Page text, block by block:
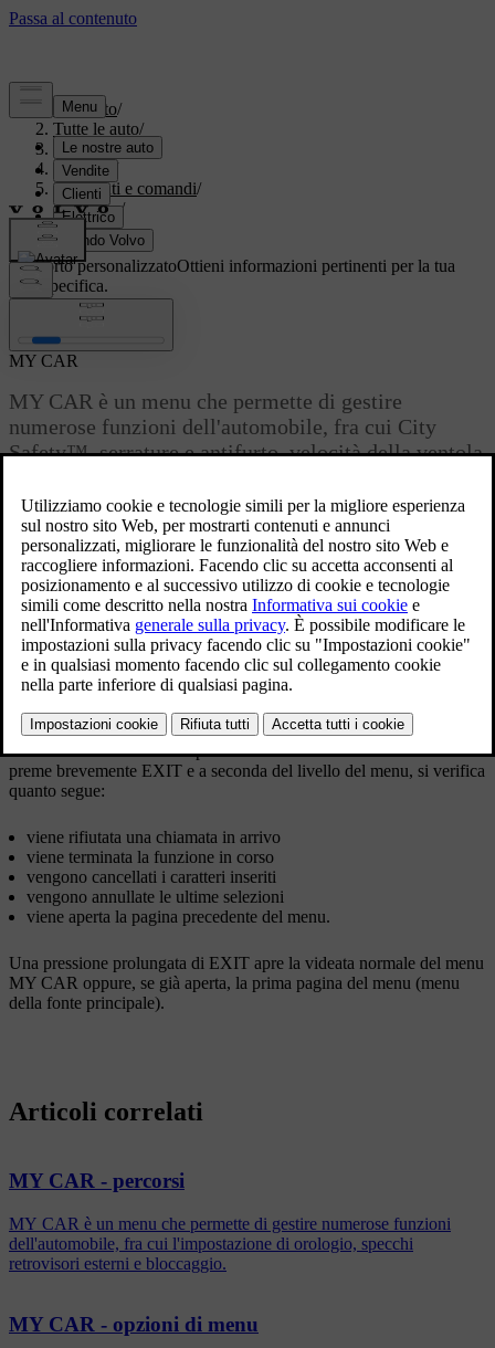
Supporto/
Tutte le auto/
XC70 2016/
Manuale
Strumenti e comandi/
My Car/
MY CAR
Supporto personalizzatoOttieni informazioni pertinenti per la tua
auto specifica.
Aggiornato 08/06/2023
MY CAR
MY CAR è un menu che permette di gestire
numerose funzioni dell'automobile, fra cui City
Safety™, serrature e antifurto, velocità della ventola
Alcune funzioni sono standard e altre opzionali, a seconda del
mercato.
Utilizzo
Per navigare fra i menu si utilizzano i pulsanti nel quadro centrale o
la tastierina destra al volante*.
Funzioni diEXIT
In base alla funzione corrispondente al cursore nel momento in cui si
preme brevemente EXIT e a seconda del livello del menu, si verifica
quanto segue:
viene rifiutata una chiamata in arrivo
viene terminata la funzione in corso
vengono cancellati i caratteri inseriti
vengono annullate le ultime selezioni
viene aperta la pagina precedente del menu.
Una pressione prolungata di EXIT apre la videata normale del menu
MY CAR oppure, se già aperta, la prima pagina del menu (menu
della fonte principale).
Articoli correlati
MY CAR - percorsi
MY CAR è un menu che permette di gestire numerose funzioni
dell'automobile, fra cui l'impostazione di orologio, specchi
retrovisori esterni e bloccaggio.
MY CAR - opzioni di menu